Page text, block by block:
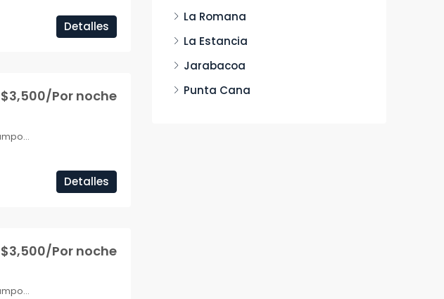
Detalles
$3,500/Por noche
Casa de Campo, Calle Vivero I - 2, Vivero I, Casa de Campo, La Romana, 22000, República Dominicana
Detalles
$3,500/Por noche
Casa de Campo, Calle Vivero I - 2, Vivero I, Casa de Campo, La Romana, 22000, República Dominicana
La Romana
La Estancia
Jarabacoa
Punta Cana